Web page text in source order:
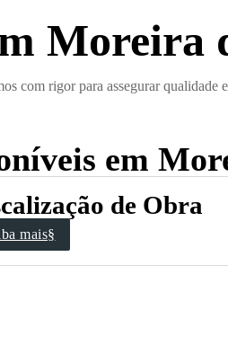
Moreira
com rigor para assegurar qualidade
em
de Obra
mais§